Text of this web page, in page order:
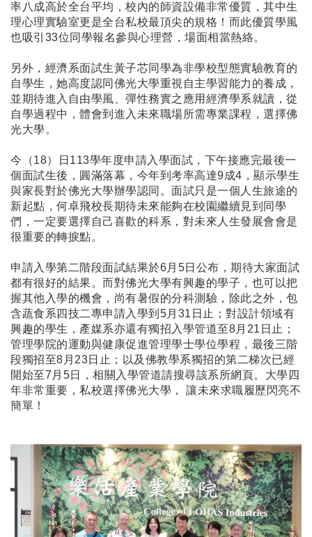
率八成高於全台平均，校內的師資設備非常優質，其中生
理心理實驗室更是全台私校最頂尖的規格！而此優質學風
也吸引33位同學報名參與心理營，場面相當熱絡。
另外，經濟系面試生黃子芯同學為非學校型態實驗教育的
自學生，她高度認同佛光大學重視自主學習能力的養成，
並期待進入自由學風、彈性務實之應用經濟學系就讀，從
自學過程中，體會到進入未來職場所需專業課程，選擇佛
光大學。
今（18）日113學年度申請入學面試，下午接應完最後一
個面試生後，圓滿落幕，今年到考率高達9成4，顯示學生
與家長對於佛光大學辦學認同。面試只是一個人生旅途的
新起點，何卓飛校長期待未來能夠在校園繼續見到同學
們，一定要選擇自己喜歡的科系，對未來人生發展會會是
很重要的轉捩點。
申請入學第二階段面試結果於6月5日公布，期待大家面試
都有很好的結果。而對佛光大學有興趣的學子，也可以把
握其他入學的機會，尚有暑假的分科測驗，除此之外，包
含蔬食系四技二專申請入學到5月31日止；對設計領域有
興趣的學生，產媒系亦還有獨招入學管道至8月21日止；
管理學院的運動與健康促進管理學士學位學程，最後三階
段獨招至8月23日止；以及佛教學系獨招的第二梯次已經
開始至7月5日，相關入學管道請搜尋該系所網頁。大學四
年非常重要，私校選擇佛光大學， 讓未來求職履歷閃亮不
簡單！